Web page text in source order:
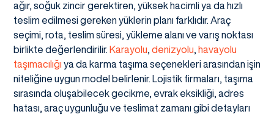
ağır, soğuk zincir gerektiren, yüksek hacimli ya da hızlı
teslim edilmesi gereken yüklerin planı farklıdır. Araç
seçimi, rota, teslim süresi, yükleme alanı ve varış noktası
birlikte değerlendirilir. Karayolu, denizyolu, havayolu
taşımacılığı ya da karma taşıma seçenekleri arasından işin
niteliğine uygun model belirlenir. Lojistik firmaları, taşıma
sırasında oluşabilecek gecikme, evrak eksikliği, adres
hatası, araç uygunluğu ve teslimat zamanı gibi detayları